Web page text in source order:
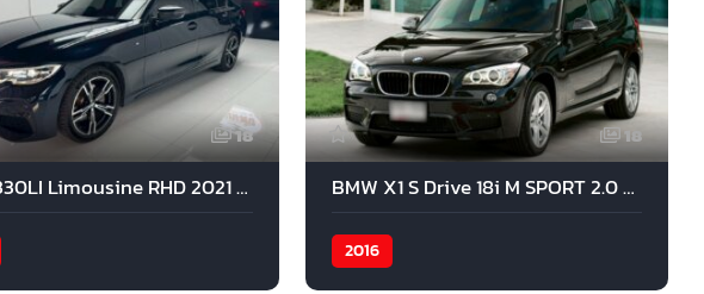
18
BMW 330LI Limousine RHD 2021 สีดำ
18
BMW X1 S Drive 18i M SPORT 2.0 2016 สีดำ
2016